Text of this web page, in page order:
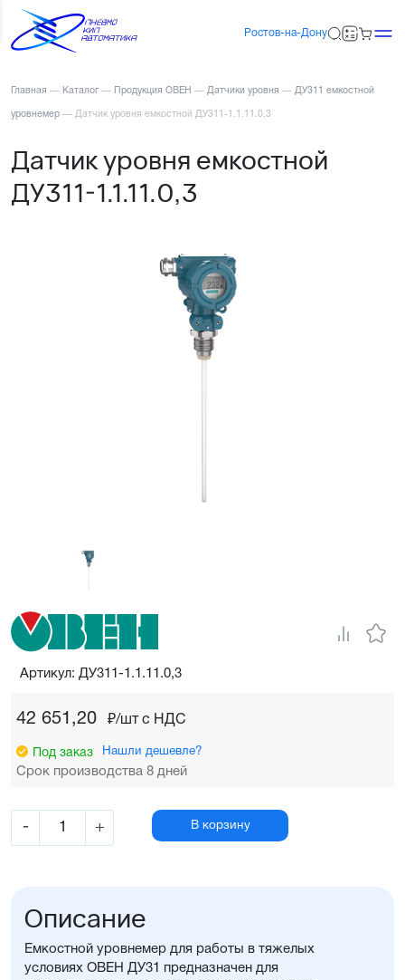
Ростов-на-Дону
Главная — Каталог — Продукция ОВЕН — Датчики уровня — ДУ311 емкостной
уровнемер — Датчик уровня емкостной ДУ311-1.1.11.0,3
Датчик уровня емкостной
ДУ311-1.1.11.0,3
42 651,20 ₽/шт c НДС
Под заказ Нашли дешевле?
Срок производства 8 дней
- + В корзину
Артикул: ДУ311-1.1.11.0,3
Описание
Емкостной уровнемер для работы в тяжелых
условиях ОВЕН ДУ31 предназначен для